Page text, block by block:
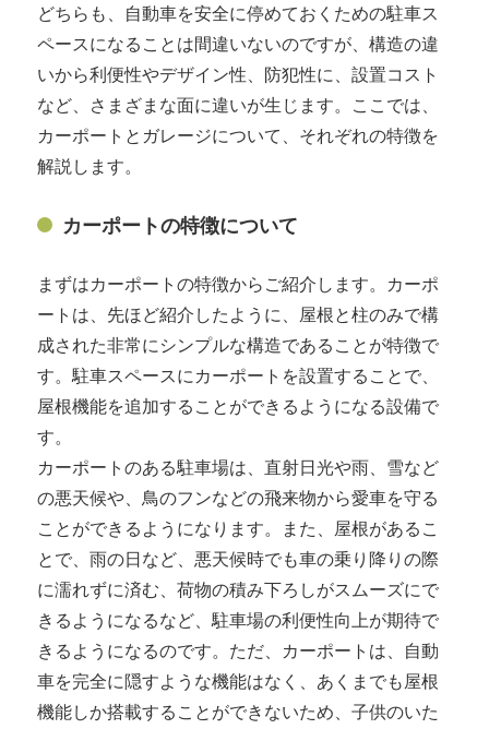
どちらも、自動車を安全に停めておくための駐車ス
ペースになることは間違いないのですが、構造の違
いから利便性やデザイン性、防犯性に、設置コスト
など、さまざまな面に違いが生じます。ここでは、
カーポートとガレージについて、それぞれの特徴を
解説します。
カーポートの特徴について
まずはカーポートの特徴からご紹介します。カーポ
ートは、先ほど紹介したように、屋根と柱のみで構
成された非常にシンプルな構造であることが特徴で
す。駐車スペースにカーポートを設置することで、
屋根機能を追加することができるようになる設備で
す。
カーポートのある駐車場は、直射日光や雨、雪など
の悪天候や、鳥のフンなどの飛来物から愛車を守る
ことができるようになります。また、屋根があるこ
とで、雨の日など、悪天候時でも車の乗り降りの際
に濡れずに済む、荷物の積み下ろしがスムーズにで
きるようになるなど、駐車場の利便性向上が期待で
きるようになるのです。ただ、カーポートは、自動
車を完全に隠すような機能はなく、あくまでも屋根
機能しか搭載することができないため、子供のいた